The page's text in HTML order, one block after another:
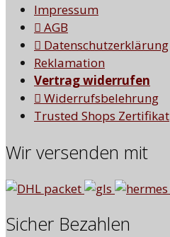
Impressum
AGB
Datenschutzerklärung
Reklamation
Vertrag widerrufen
Widerrufsbelehrung
Trusted Shops Zertifikat
Wir versenden mit
Sicher Bezahlen